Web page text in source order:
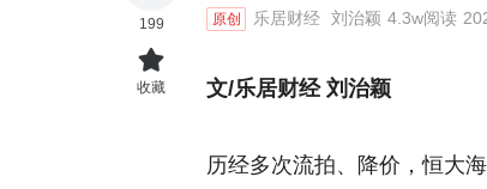
原创 乐居财经 刘治颖 4.3w阅读
文/乐居财经 刘治颖
历经多次流拍、降价，恒大
199
收藏